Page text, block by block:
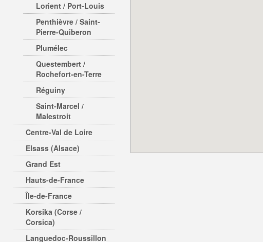
Lorient / Port-Louis
Penthièvre / Saint-
Pierre-Quiberon
Plumélec
Questembert /
Rochefort-en-Terre
Réguiny
Saint-Marcel /
Malestroit
Centre-Val de Loire
Elsass (Alsace)
Grand Est
Hauts-de-France
Île-de-France
Korsika (Corse /
Corsica)
Languedoc-Roussillon